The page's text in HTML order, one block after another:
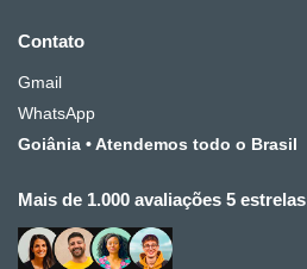
Contato
Gmail
WhatsApp
Goiânia • Atendemos todo o Brasil
Mais de 1.000 avaliações 5 estrelas